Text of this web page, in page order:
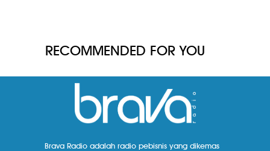
RECOMMENDED FOR YOU
Brava Radio adalah radio pebisnis yang dikemas